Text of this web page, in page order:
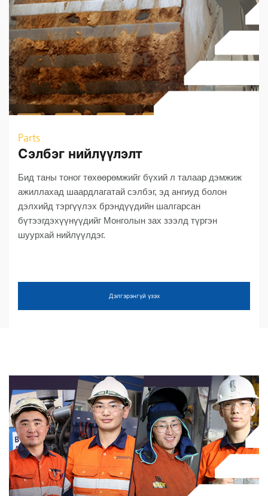
Parts
Сэлбэг нийлүүлэлт
Бид таны тоног төхөөрөмжийг бүхий л талаар дэмжиж
ажиллахад шаардлагатай сэлбэг, эд ангиуд болон
дэлхийд тэргүүлэх брэндүүдийн шалгарсан
бүтээгдэхүүнүүдийг Монголын зах зээлд түргэн
шуурхай нийлүүлдэг.
Дэлгэрэнгүй үзэх